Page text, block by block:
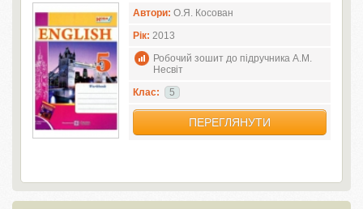
Автори: О.Я. Косован
Рік: 2013
Робочий зошит до підручника А.М.
Несвіт
Клас:
5
ПЕРЕГЛЯНУТИ